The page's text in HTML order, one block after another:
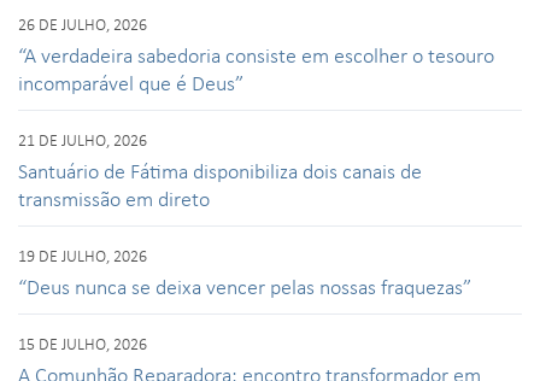
26 DE JULHO, 2026
“A verdadeira sabedoria consiste em escolher o tesouro
incomparável que é Deus”
21 DE JULHO, 2026
Santuário de Fátima disponibiliza dois canais de
transmissão em direto
19 DE JULHO, 2026
“Deus nunca se deixa vencer pelas nossas fraquezas”
15 DE JULHO, 2026
A Comunhão Reparadora: encontro transformador em